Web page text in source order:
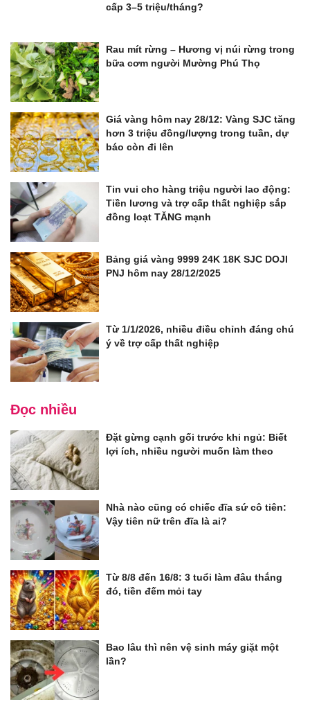
cấp 3–5 triệu/tháng?
Rau mít rừng – Hương vị núi rừng trong
bữa cơm người Mường Phú Thọ
Giá vàng hôm nay 28/12: Vàng SJC tăng
hơn 3 triệu đồng/lượng trong tuần, dự
báo còn đi lên
Tin vui cho hàng triệu người lao động:
Tiền lương và trợ cấp thất nghiệp sắp
đồng loạt TĂNG mạnh
Bảng giá vàng 9999 24K 18K SJC DOJI
PNJ hôm nay 28/12/2025
Từ 1/1/2026, nhiều điều chỉnh đáng chú
ý về trợ cấp thất nghiệp
Đọc nhiều
Đặt gừng cạnh gối trước khi ngủ: Biết
lợi ích, nhiều người muốn làm theo
Nhà nào cũng có chiếc đĩa sứ cô tiên:
Vậy tiên nữ trên đĩa là ai?
Từ 8/8 đến 16/8: 3 tuổi làm đâu thắng
đó, tiền đếm mỏi tay
Bao lâu thì nên vệ sinh máy giặt một
lần?